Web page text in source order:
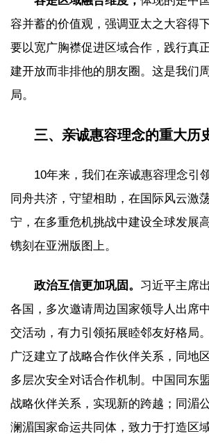
容并蓄的价值观，强调亚太之大容得
要以宽广胸襟促进区域合作，践行真
建开放而非排他的朋友圈。这是我们
局。
三、亲诚惠容理念的重大历
10年来，我们在亲诚惠容理念引
同舟共济，守望相助，在国际风云激
宁，在多重危机挑战中建设全球发展
镌刻在亚洲版图上。
政治互信更加巩固。 习近平主席
各国，多次邀请周边国家领导人出席
交活动，有力引领拓展睦邻友好格局
广泛建立了战略合作伙伴关系，同地
多层次安全对话合作机制。中国同东
战略伙伴关系，实现新的跨越；同湄
澜湄国家命运共同体，致力于打造区